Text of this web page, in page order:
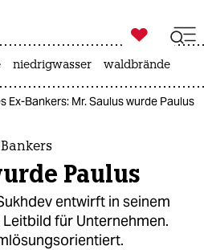
zahl ich
ich

taz zahl ich
niedrigwasser waldbrände
Ex-Bankers: Mr. Saulus wurde Paulus
Paulus
entwirft in seinem
für Unternehmen.